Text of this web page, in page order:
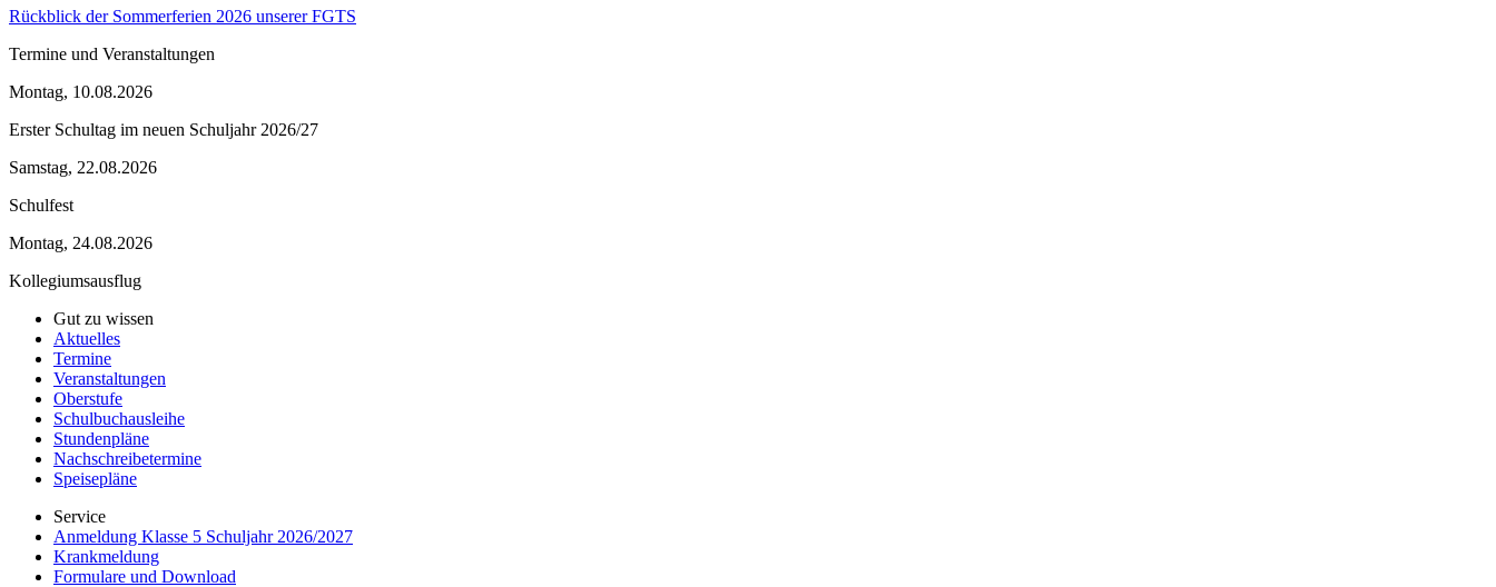
Rückblick der Sommerferien 2026 unserer FGTS
Termine und Veranstaltungen
Montag, 10.08.2026
Erster Schultag im neuen Schuljahr 2026/27
Samstag, 22.08.2026
Schulfest
Montag, 24.08.2026
Kollegiumsausflug
Gut zu wissen
Aktuelles
Termine
Veranstaltungen
Oberstufe
Schulbuchausleihe
Stundenpläne
Nachschreibetermine
Speisepläne
Service
Anmeldung Klasse 5 Schuljahr 2026/2027
Krankmeldung
Formulare und Download